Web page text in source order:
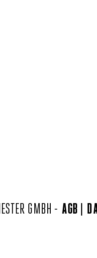
GMBH - AGB